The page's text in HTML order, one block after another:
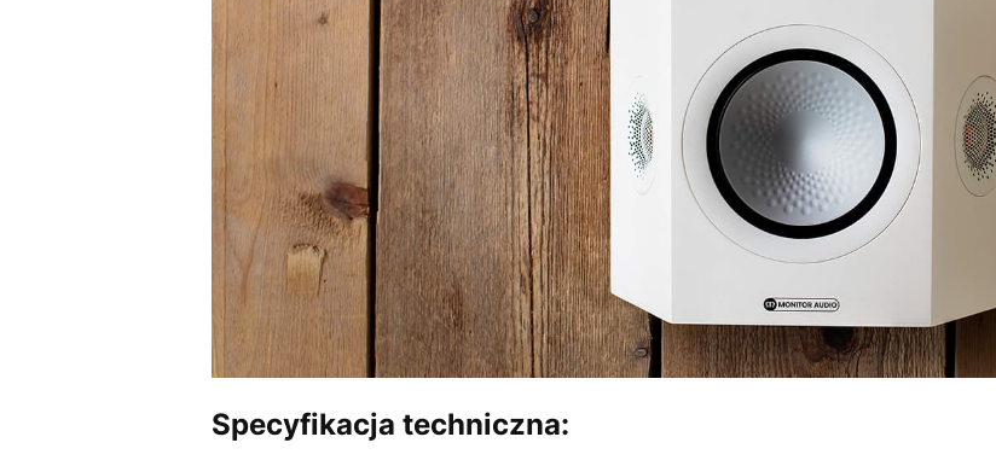
Specyfikacja techniczna: